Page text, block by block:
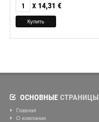
X 14,31 €
ОСНОВНЫЕ СТРАНИЦЫ
Главная
О компании